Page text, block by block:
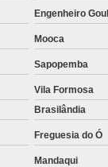
Engenheiro
Mooca
Sapopemba
Vila Formosa
Brasilândia
Freguesia do Ó
Mandaqui